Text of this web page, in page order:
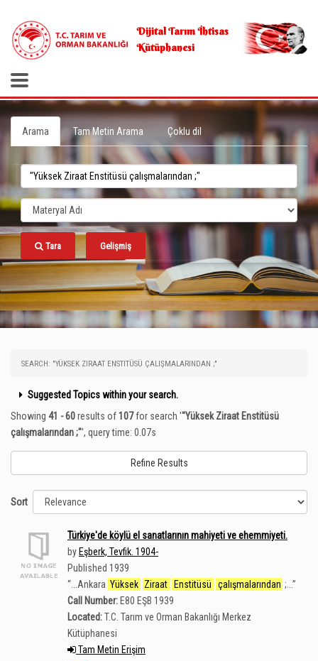
Dijital Tarım İhtisas
Kütüphanesi
Arama Tam Metin Arama Çoklu dil
Tara Gelişmiş
SEARCH: "YÜKSEK ZIRAAT ENSTITÜSÜ ÇALIŞMALARINDAN ;"
Suggested Topics within your search.
Showing 41 - 60results of107for search '"Yüksek Ziraat Enstitüsü
çalışmalarından ;"', query time: 0.07s
Refine Results
Sort
Türkiye'de köylü el sanatlarının mahiyeti ve ehemmiyeti.
by Eşberk, Tevfik. 1904-
Published 1939
“ ...Ankara Yüksek Ziraat Enstitüsü çalışmalarından ;...”
Call Number: E80 EŞB 1939
Located:T.C. Tarım ve Orman Bakanlığı Merkez
Kütüphanesi
Tam Metin Erişim